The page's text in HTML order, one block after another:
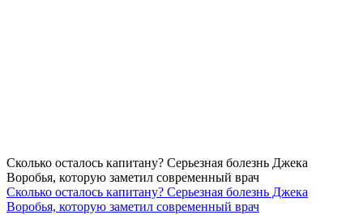
Сколько осталось капитану? Серьезная болезнь Джека
Воробья, которую заметил современный врач
Сколько осталось капитану? Серьезная болезнь Джека
Воробья, которую заметил современный врач